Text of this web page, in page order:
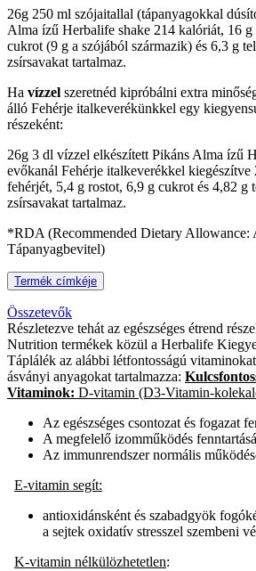
26g 250 ml szójaitallal (tápanyagokkal
Alma ízű Herbalife shake 214 kalóriát, 16
cukrot (9 g a szójából származik) és 6,3 g
zsírsavakat tartalmaz.
Ha vízzel szeretnéd kipróbálni extra
álló Fehérje italkeverékünkkel egy
részeként:
26g 3 dl vízzel elkészített Pikáns Alma ízű
evőkanál Fehérje italkeverékkel
fehérjét, 5,4 g rostot, 6,9 g cukrot és 4,82 g
zsírsavakat tartalmaz.
*RDA (Recommended Dietary Allowance:
Tápanyagbevitel)
Termék címkéje
Összetevők
Részletezve tehát az egészséges étrend
Nutrition termékek közül a Herbalife
Táplálék az alábbi létfontosságú
ásványi anyagokat tartalmazza:
Vitaminok: D-vitamin (D3-Vitamin-
Az egészséges csontozat és fogazat
A megfelelő izomműködés
Az immunrendszer normális
E-vitamin segít:
antioxidánsként és szabadgyök
a sejtek oxidatív stresszel szembeni
K-vitamin nélkülözhetetlen: